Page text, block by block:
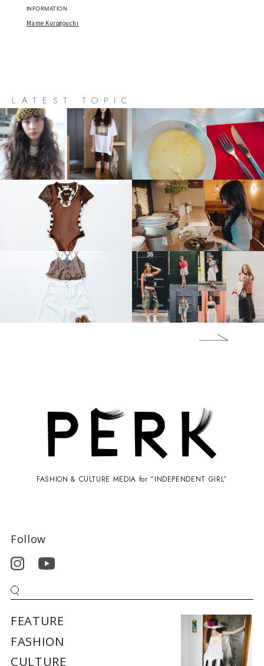
INFORMATION
Mame Kurogouchi
LATEST TOPIC
FASHION & CULTURE MEDIA for “INDEPENDENT GIRL”
Follow
FEATURE
FASHION
CULTURE